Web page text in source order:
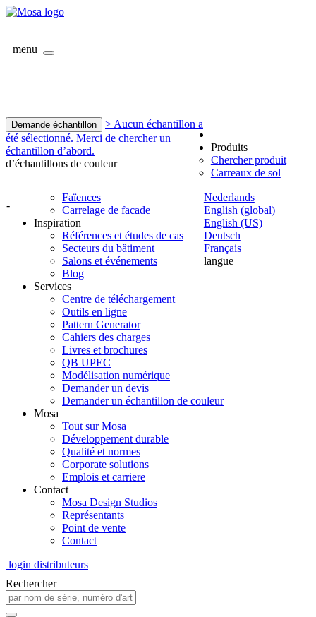
menu
Demande échantillon
> Aucun échantillon a
été sélectionné. Merci de chercher un
échantillon d’abord.
d’échantillons de couleur
-
Nederlands
English (global)
English (US)
Deutsch
Français
langue
Produits
Chercher produit
Carreaux de sol
Faïences
Carrelage de facade
Inspiration
Références et études de cas
Secteurs du bâtiment
Salons et événements
Blog
Services
Centre de téléchargement
Outils en ligne
Pattern Generator
Cahiers des charges
Livres et brochures
QB UPEC
Modélisation numérique
Demander un devis
Demander un échantillon de couleur
Mosa
Tout sur Mosa
Développement durable
Qualité et normes
Corporate solutions
Emplois et carriere
Contact
Mosa Design Studios
Représentants
Point de vente
Contact
login distributeurs
Rechercher